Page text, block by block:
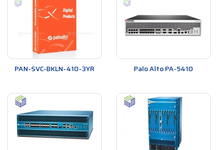
PAN-SVC-BKLN-410-3YR Palo Alto PA-5410